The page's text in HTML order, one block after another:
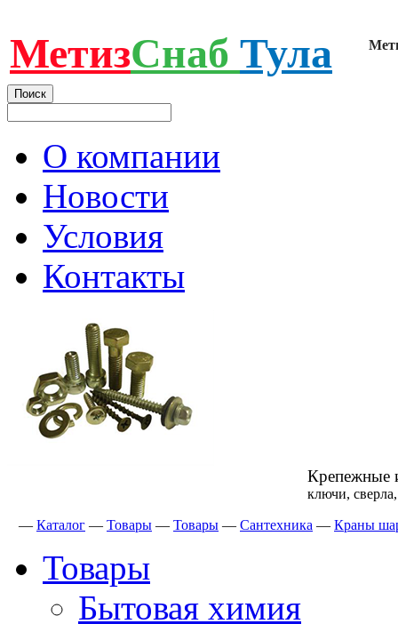
МетизСнаб Тула
О компании
Новости
Условия
Контакты
Крепежные
ключи,
— Каталог — Товары — Товары — Сантехника — Краны
Товары
Бытовая химия